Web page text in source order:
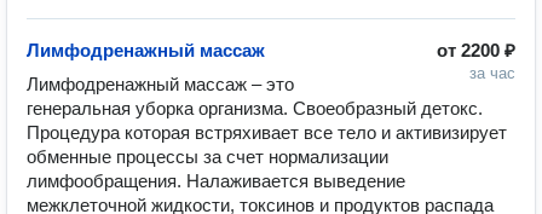
от 2200 ₽
за час
Лимфодренажный массаж
Лимфодренажный массаж – это
генеральная уборка организма. Своеобразный детокс.
Процедура которая встряхивает все тело и активизирует
обменные процессы за счет нормализации
лимфообращения. Налаживается выведение
межклеточной жидкости, токсинов и продуктов распада